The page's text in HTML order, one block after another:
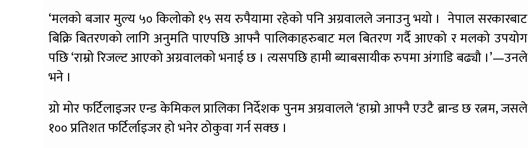
‘मलको बजार मुल्य ५० किलोको १५ सय रुपैयामा रहेको पनि अग्रवालले जनाउनु भयो । नेपाल सरकारबाट
बिक्रि बितरणको लागि अनुमति पाएपछि आफ्नै पालिकाहरुबाट मल बितरण गर्दै आएको र मलको उपयोग
पछि ‘राम्रो रिजल्ट आएको अग्रवालको भनाई छ । त्यसपछि हामी ब्याबसायीक रुपमा अंगाडि बढ्यौ ।’—उनले
भने ।
ग्रो मोर फर्टिलाइजर एन्ड केमिकल प्रालिका निर्देशक पुनम अग्रवालले ‘हाम्रो आफ्नै एउटै ब्रान्ड छ रत्नम, जसले
१०० प्रतिशत फर्टिर्लाइजर हो भनेर ठोकुवा गर्न सक्छ ।